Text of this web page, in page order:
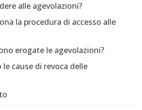
alle agevolazioni?
la procedura di accesso alle
erogate le agevolazioni?
le cause di revoca delle